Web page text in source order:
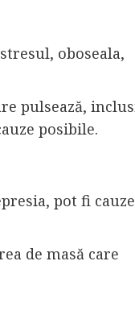
oboseala,
pulsează,
posibile.
pot fi
de masă care